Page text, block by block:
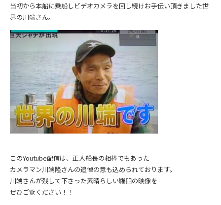
当初から本船に乗船しビデオカメラを回し続けお手伝い頂きました世
界の川端さん。
このYoutube配信は、正人船長の相棒でもあった
カメラマン川端隆さんの追悼の意も込められております。
川端さんが残して下さった素晴らしい羅臼の映像を
ぜひご覧ください！！